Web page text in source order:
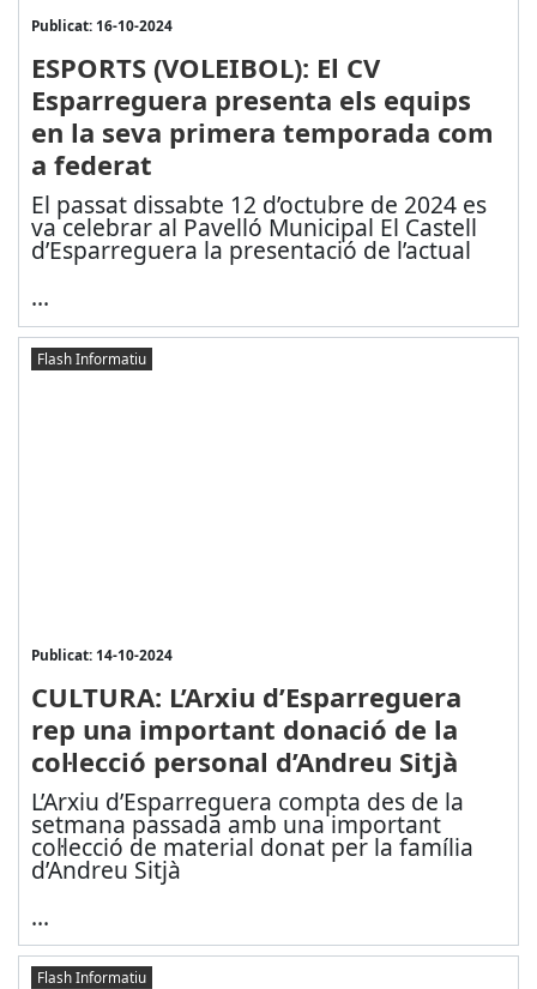
Publicat: 16-10-2024
ESPORTS (VOLEIBOL): El CV
Esparreguera presenta els equips
en la seva primera temporada com
a federat
El passat dissabte 12 d’octubre de 2024 es
va celebrar al Pavelló Municipal El Castell
d’Esparreguera la presentació de l’actual
...
Flash Informatiu
Publicat: 14-10-2024
CULTURA: L’Arxiu d’Esparreguera
rep una important donació de la
col·lecció personal d’Andreu Sitjà
L’Arxiu d’Esparreguera compta des de la
setmana passada amb una important
col·lecció de material donat per la família
d’Andreu Sitjà
...
Flash Informatiu